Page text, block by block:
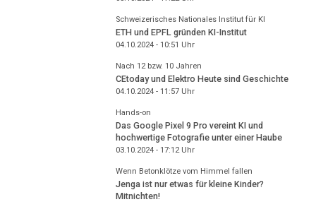
Schweizerisches Nationales Institut für KI
ETH und EPFL gründen KI-Institut
04.10.2024 - 10:51 Uhr
Nach 12 bzw. 10 Jahren
CEtoday und Elektro Heute sind Geschichte
04.10.2024 - 11:57Uhr
Hands-on
Das Google Pixel 9 Pro vereint KI und
hochwertige Fotografie unter einer Haube
03.10.2024 - 17:12Uhr
Wenn Betonklötze vom Himmel fallen
Jenga ist nur etwas für kleine Kinder?
Mitnichten!